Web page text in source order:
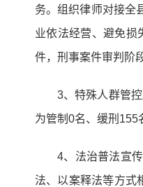
务。组织律师对接全
业依法经营、避免损
件，刑事案件审判阶
3、特殊人群管
为管制0名、缓刑155
4、法治普法宣
法、以案释法等方式